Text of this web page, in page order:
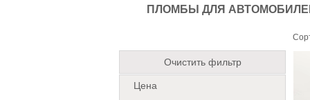
ПЛОМБЫ ДЛЯ
Очистить фильтр
Цена